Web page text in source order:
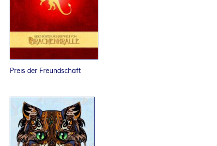
R
K
E
–
D
Preis der Freundschaft